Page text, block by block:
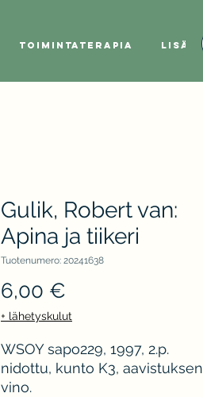
Toimintaterapia Lisää
Gulik, Robert van:
Apina ja tiikeri
Tuotenumero: 20241638
6,00 €
+ lähetyskulut
WSOY sapo229, 1997, 2.p.
nidottu, kunto K3, aavistuksen
vino.